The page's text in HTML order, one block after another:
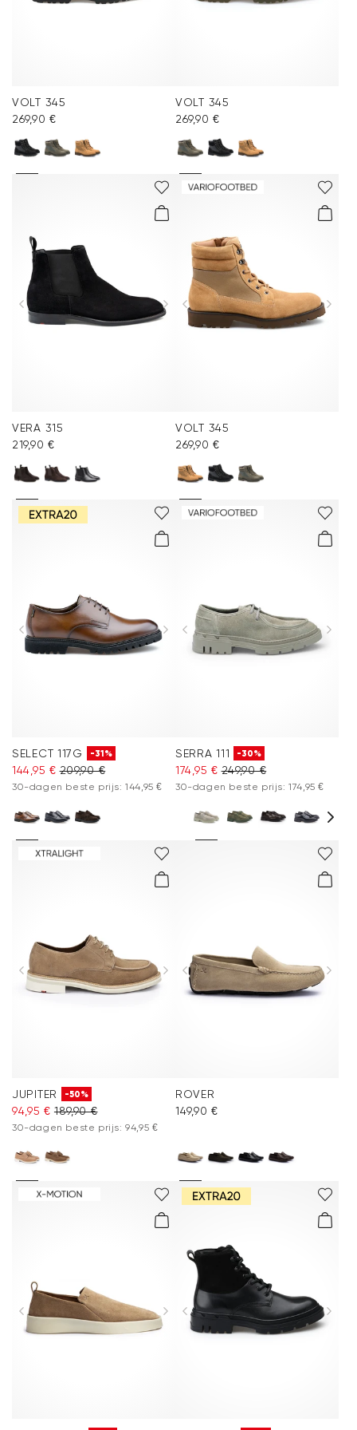
VOLT 345
269,90 €
VOLT 345
269,90 €
VERA 315
219,90 €
VOLT 345
269,90 €
SELECT 117G -31%
144,95 € 209,90 €
30-dagen beste prijs: 144,95 €
SERRA 111 -30%
174,95 € 249,90 €
30-dagen beste prijs: 174,95 €
JUPITER -50%
94,95 € 189,90 €
30-dagen beste prijs: 94,95 €
ROVER
149,90 €